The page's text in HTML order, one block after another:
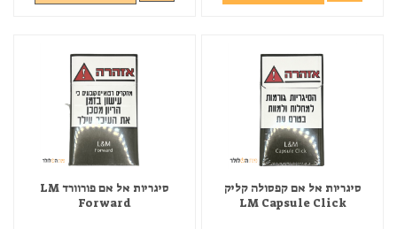
סיגריות אל אם קפסולה קליק
LM Capsule Click
סיגריות אל אם פורוורד LM
Forward